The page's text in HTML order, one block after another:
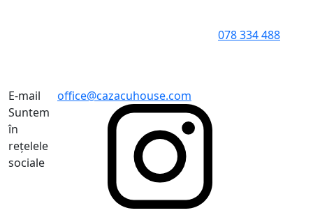
078 334 488
E-mail
office@cazacuhouse.com
Suntem
în
rețelele
sociale